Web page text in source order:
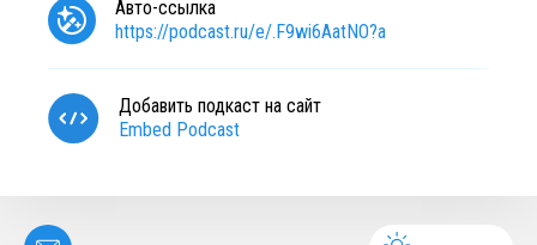
Авто-ссылка
https://podcast.ru/e/.F9wi6AatNO?a
Добавить подкаст на сайт
Embed Podcast